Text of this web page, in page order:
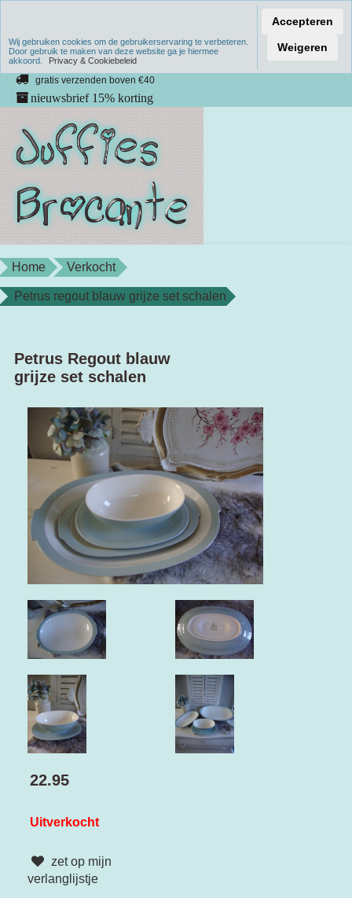
Verzenden binnen 1 werkdag
unieke producten
gratis verzenden boven €40
nieuwsbrief 15% korting
Home Verkocht
Petrus regout blauw grijze set schalen
Petrus Regout blauw
grijze set schalen
22.95
Uitverkocht
zet op mijn
verlanglijstje
Wij gebruiken cookies om de gebruikerservaring te verbeteren.
Door gebruik te maken van deze website ga je hiermee
akkoord.
Privacy & Cookiebeleid
Accepteren
Weigeren